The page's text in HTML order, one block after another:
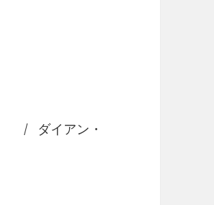
/ ダイアン・